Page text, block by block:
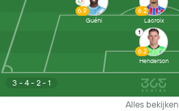
3 - 4 - 2 - 1
1
6.2
Henderson
6.9
Guéhi
6.2
Lacroix
Alles bekijken